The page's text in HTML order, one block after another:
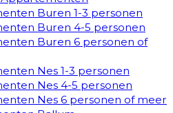
Buren 1-3 personen
Buren 4-5 personen
Buren 6 personen of
Nes 1-3 personen
Nes 4-5 personen
Nes 6 personen of meer